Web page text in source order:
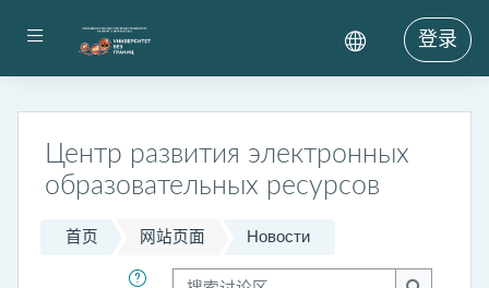
停靠面板 登录
Центр развития электронных
образовательных ресурсов
首页 网站页面 Новости
搜索讨论区